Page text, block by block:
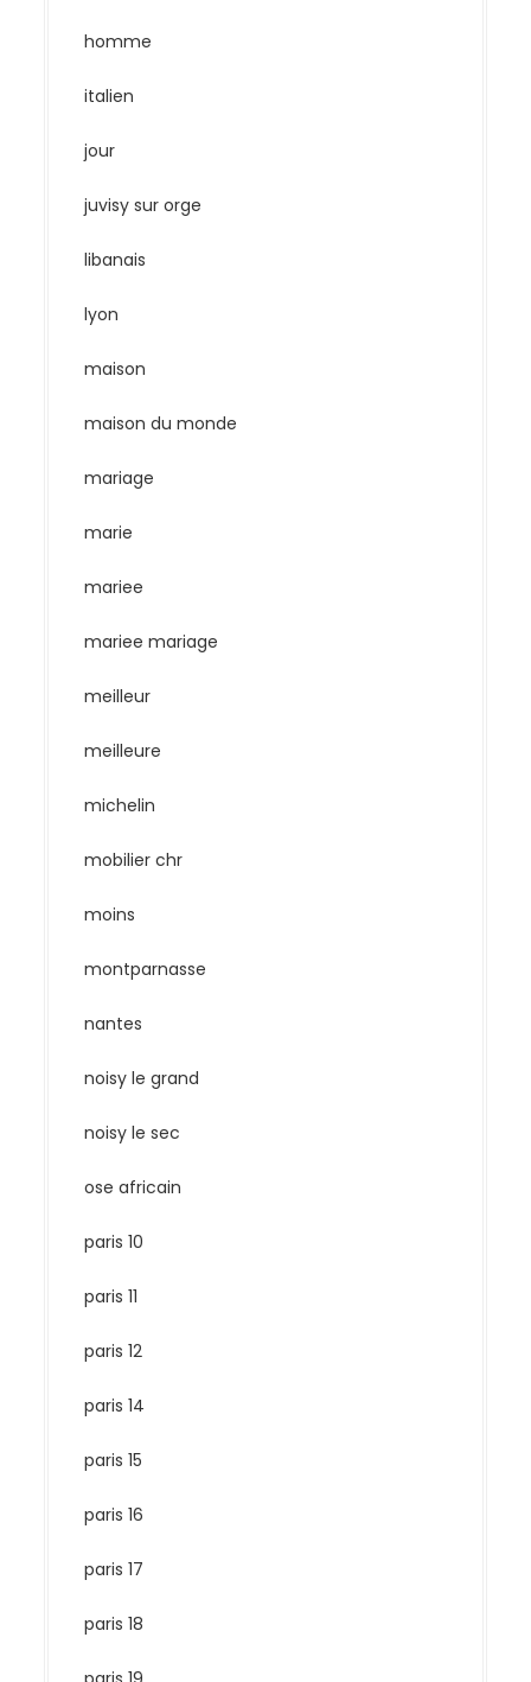
homme
italien
jour
juvisy sur orge
libanais
lyon
maison
maison du monde
mariage
marie
mariee
mariee mariage
meilleur
meilleure
michelin
mobilier chr
moins
montparnasse
nantes
noisy le grand
noisy le sec
ose africain
paris 10
paris 11
paris 12
paris 14
paris 15
paris 16
paris 17
paris 18